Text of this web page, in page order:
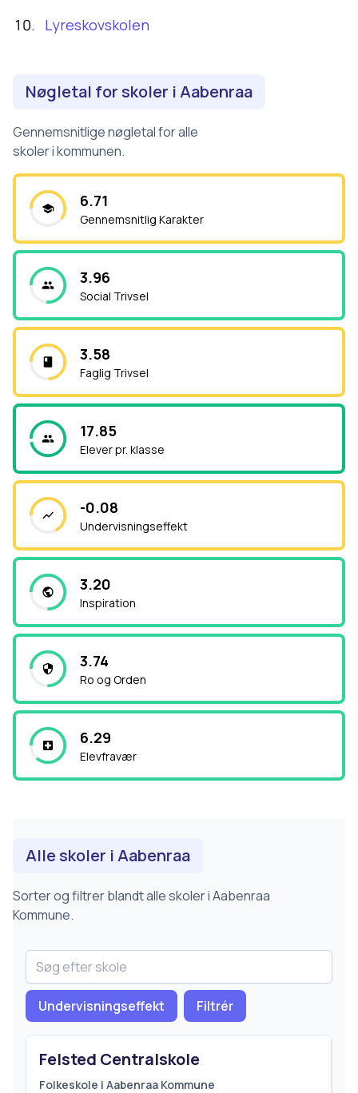
Lyreskovskolen
Nøgletal for skoler iAabenraa
Gennemsnitlige nøgletal for alle
skoler i kommunen.
6.71
Gennemsnitlig Karakter
3.96
Social Trivsel
3.58
Faglig Trivsel
17.85
Elever pr. klasse
-0.08
Undervisningseffekt
3.20
Inspiration
3.74
Ro og Orden
6.29
Elevfravær
Alle skoler iAabenraa
Sorter og filtrer blandt alle skoler iAabenraa
Kommune.
Undervisningseffekt Filtrér
Felsted Centralskole
Folkeskole i Aabenraa Kommune